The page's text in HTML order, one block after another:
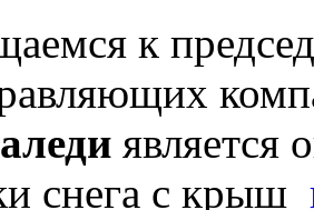
к
является
снега с крыш